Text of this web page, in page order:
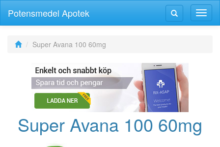
Växla
Växla
navigering
Potensmedel Apotek
Super Avana 100 60mg
Super Avana 100 60mg